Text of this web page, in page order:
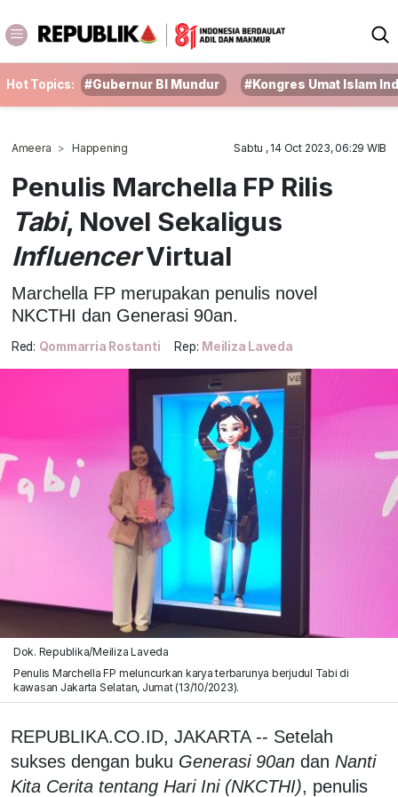
Hot Topics: #Gubernur BI Mundur #Kongres Umat Islam
Ameera Happening Sabtu , 14 Oct 2023, 06:29 WIB
Penulis Marchella FP Rilis
Tabi, Novel Sekaligus
InfluencerVirtual
Marchella FP merupakan penulis novel
NKCTHI dan Generasi 90an.
Red: Qommarria Rostanti Rep: Meiliza Laveda
Dok. Republika/Meiliza Laveda
Penulis Marchella FP meluncurkan karya terbarunya berjudul Tabi di
kawasan Jakarta Selatan, Jumat (13/10/2023).
REPUBLIKA.CO.ID, JAKARTA -- Setelah
sukses dengan buku Generasi 90an dan Nanti
Kita Cerita tentang Hari Ini (NKCTHI), penulis